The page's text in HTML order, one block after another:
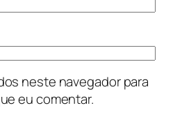
neste navegador para
eu comentar.